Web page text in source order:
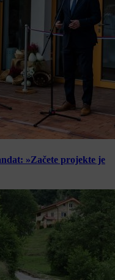
»Začete projekte je